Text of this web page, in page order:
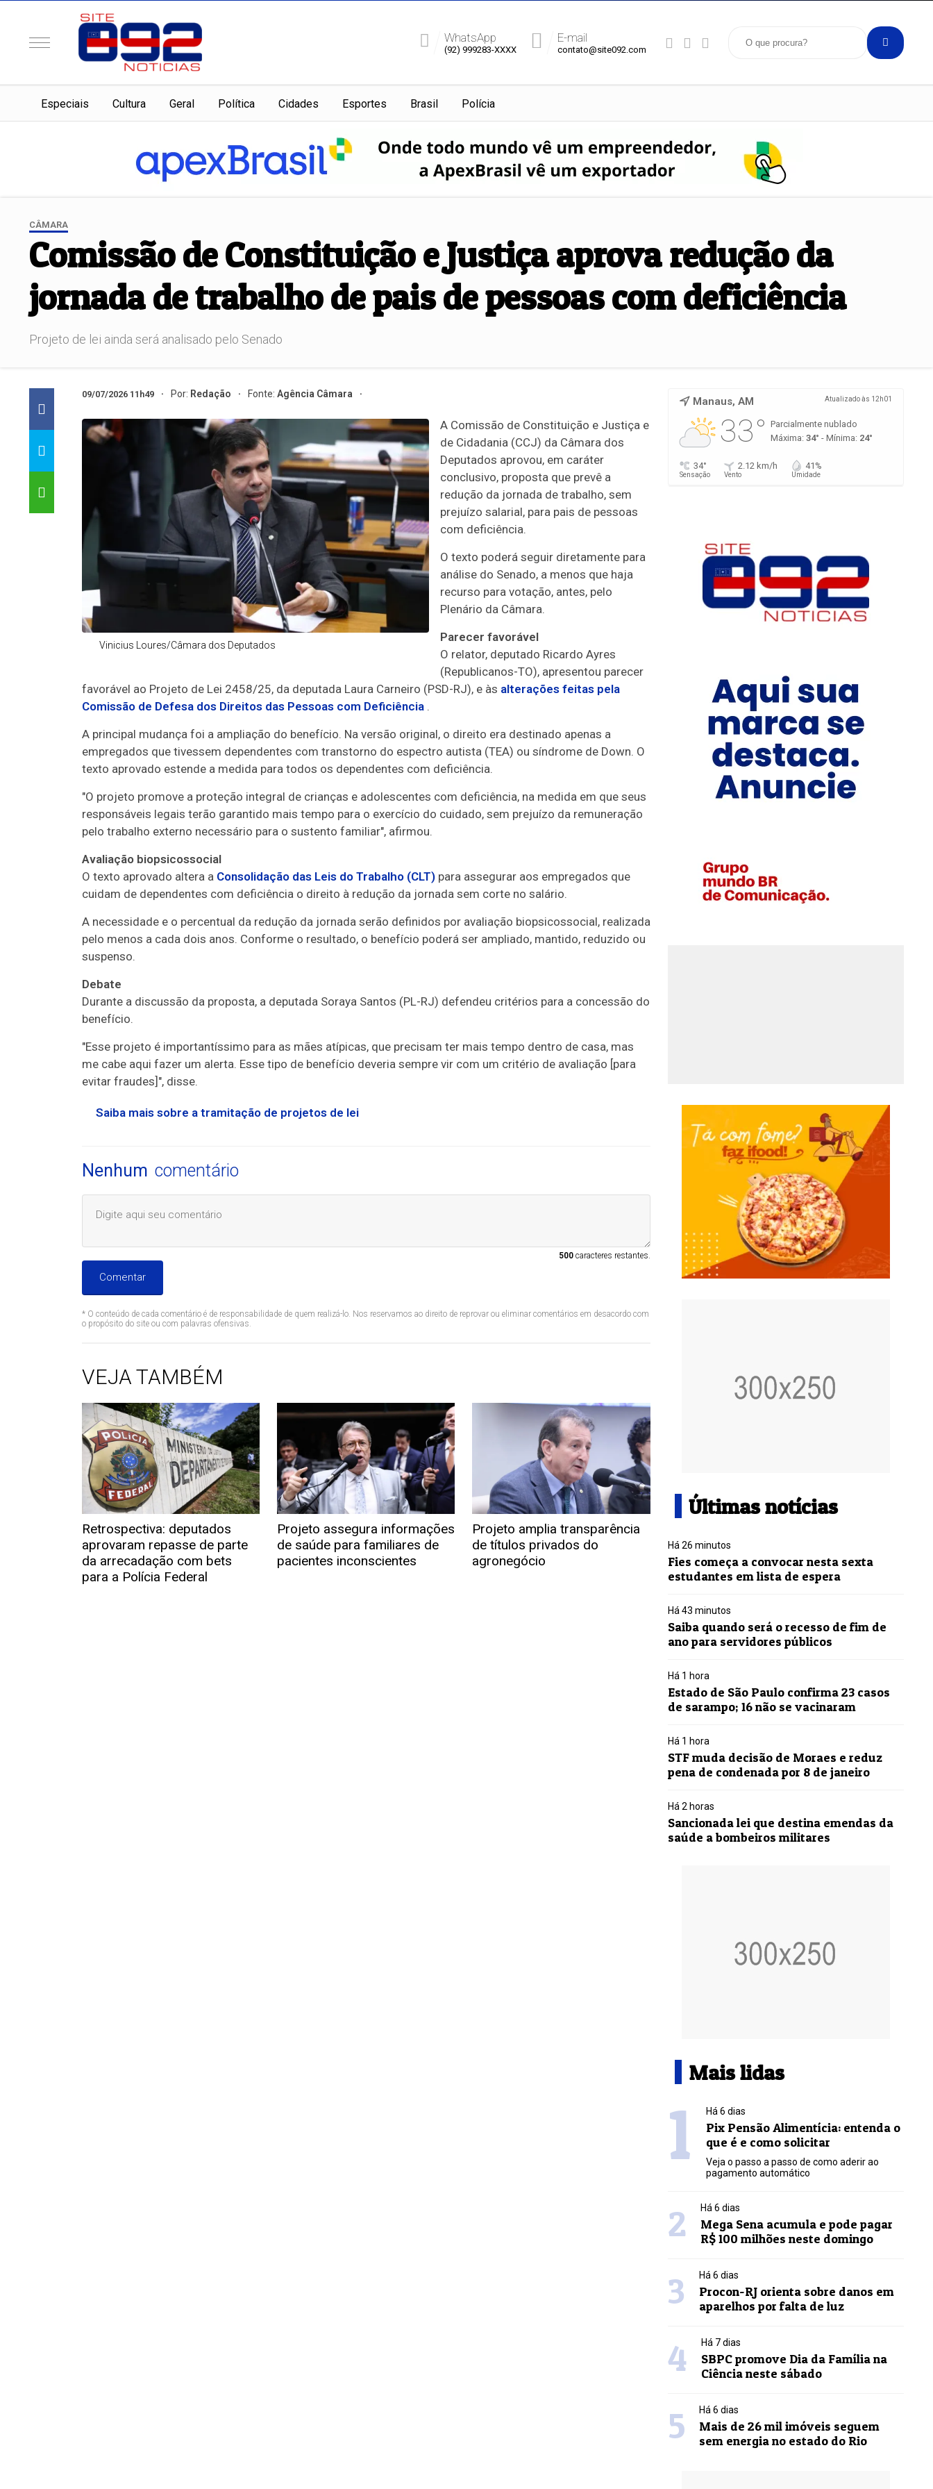
E-mail
contato@site092.com
WhatsApp
(92) 999283-XXXX
Especiais Cultura Geral Política Cidades Esportes Brasil Polícia
CÂMARA
Comissão de Constituição e Justiça aprova redução da
jornada de trabalho de pais de pessoas com deficiência
Projeto de lei ainda será analisado pelo Senado
09/07/2026 11h49 Por: Redação Fonte: Agência Câmara
Vinicius Loures/Câmara dos Deputados
A Comissão de Constituição e Justiça e
de Cidadania (CCJ) da Câmara dos
Deputados aprovou, em caráter
conclusivo, proposta que prevê a
redução da jornada de trabalho, sem
prejuízo salarial, para pais de pessoas
com deficiência.
O texto poderá seguir diretamente para
análise do Senado, a menos que haja
recurso para votação, antes, pelo
Plenário da Câmara.
Parecer favorável
O relator, deputado Ricardo Ayres
(Republicanos-TO), apresentou parecer
favorável ao Projeto de Lei 2458/25, da deputada Laura Carneiro (PSD-RJ), e às alterações feitas pela
Comissão de Defesa dos Direitos das Pessoas com Deficiência.
A principal mudança foi a ampliação do benefício. Na versão original, o direito era destinado apenas a
empregados que tivessem dependentes com transtorno do espectro autista (TEA) ou síndrome de Down. O
texto aprovado estende a medida para todos os dependentes com deficiência.
"O projeto promove a proteção integral de crianças e adolescentes com deficiência, na medida em que seus
responsáveis legais terão garantido mais tempo para o exercício do cuidado, sem prejuízo da remuneração
pelo trabalho externo necessário para o sustento familiar", afirmou.
Avaliação biopsicossocial
O texto aprovado altera a Consolidação das Leis do Trabalho (CLT)para assegurar aos empregados que
cuidam de dependentes com deficiência o direito à redução da jornada sem corte no salário.
A necessidade e o percentual da redução da jornada serão definidos por avaliação biopsicossocial, realizada
pelo menos a cada dois anos. Conforme o resultado, o benefício poderá ser ampliado, mantido, reduzido ou
suspenso.
Debate
Durante a discussão da proposta, a deputada Soraya Santos (PL-RJ) defendeu critérios para a concessão do
benefício.
"Esse projeto é importantíssimo para as mães atípicas, que precisam ter mais tempo dentro de casa, mas
me cabe aqui fazer um alerta. Esse tipo de benefício deveria sempre vir com um critério de avaliação [para
evitar fraudes]", disse.
Saiba mais sobre a tramitação de projetos de lei
Nenhum comentário
500caracteres restantes.
Comentar
* O conteúdo de cada comentário é de responsabilidade de quem realizá-lo. Nos reservamos ao direito de reprovar ou eliminar comentários em desacordo com
o propósito do site ou com palavras ofensivas.
VEJA TAMBÉM
Retrospectiva: deputados
aprovaram repasse de parte
da arrecadação com bets
para a Polícia Federal
Projeto assegura informações
de saúde para familiares de
pacientes inconscientes
Projeto amplia transparência
de títulos privados do
agronegócio
Manaus, AM Atualizado às 12h01
33°
Parcialmente nublado
Máxima:34° - Mínima: 24°
34°
Sensação
2.12 km/h
Vento
41%
Umidade
Últimas notícias
Há 26 minutos
Fies começa a convocar nesta sexta
estudantes em lista de espera
Há 43 minutos
Saiba quando será o recesso de fim de
ano para servidores públicos
Há 1 hora
Estado de São Paulo confirma 23 casos
de sarampo; 16 não se vacinaram
Há 1 hora
STF muda decisão de Moraes e reduz
pena de condenada por 8 de janeiro
Há 2 horas
Sancionada lei que destina emendas da
saúde a bombeiros militares
Mais lidas
1 Há 6 dias
Pix Pensão Alimentícia: entenda o
que é e como solicitar
Veja o passo a passo de como aderir ao
pagamento automático
2 Há 6 dias
Mega Sena acumula e pode pagar
R$ 100 milhões neste domingo
3 Há 6 dias
Procon-RJ orienta sobre danos em
aparelhos por falta de luz
4 Há 7 dias
SBPC promove Dia da Família na
Ciência neste sábado
5 Há 6 dias
Mais de 26 mil imóveis seguem
sem energia no estado do Rio